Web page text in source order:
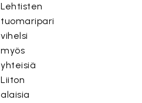
Lehtisten
tuomaripari
vihelsi
myös
yhteisiä
Liiton
alaisia